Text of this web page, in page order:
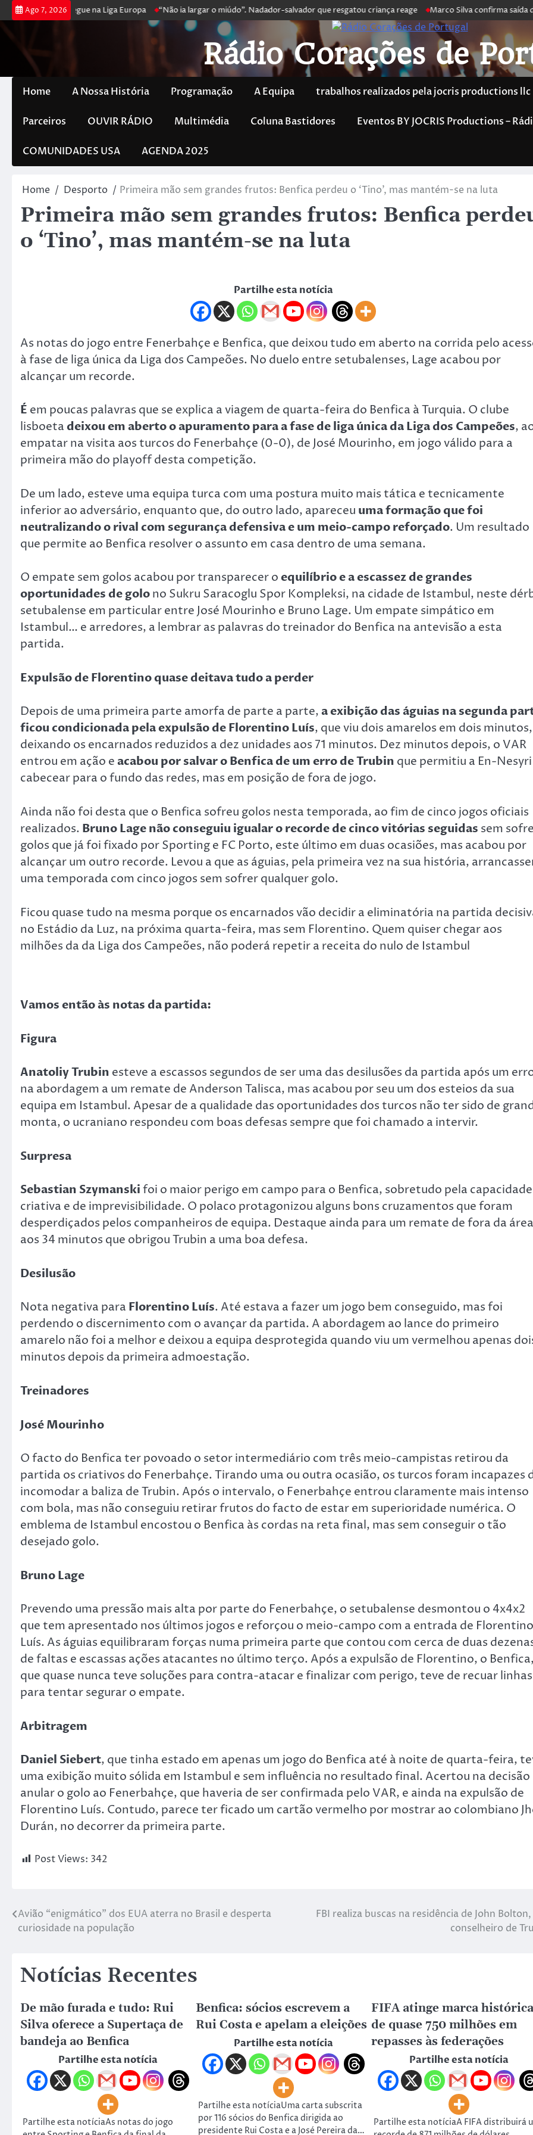
Ago 7, 2026
poker e prossegue na Liga Europa “Não ia largar o miúdo”. Nadador-salvador que resgatou criança reage Marco Silva confirma saída de
Rádio Corações de
Home A Nossa História Programação A Equipa trabalhos realizados pela jocris productions llc
Parceiros OUVIR RÁDIO Multimédia Coluna Bastidores Eventos BY JOCRIS Productions –
COMUNIDADES USA AGENDA 2025
Home Desporto Primeira mão sem grandes frutos: Benfica perdeu o ‘Tino’, mas mantém-se na luta
Primeira mão sem grandes frutos: Benfica
o ‘Tino’, mas mantém-se na luta
Partilhe esta notícia
As notas do jogo entre Fenerbahçe e Benfica, que deixou tudo em aberto na corrida pelo
à fase de liga única da Liga dos Campeões. No duelo entre setubalenses, Lage acabou por
alcançar um recorde.
É em poucas palavras que se explica a viagem de quarta-feira do Benfica à Turquia. O clube
lisboetadeixou em aberto o apuramento para a fase de liga única da Liga dos Campeões,
empatar na visita aos turcos do Fenerbahçe (0-0), de José Mourinho, em jogo válido para a
primeira mão do playoff desta competição.
De um lado, esteve uma equipa turca com uma postura muito mais tática e tecnicamente
inferior ao adversário, enquanto que, do outro lado, apareceu uma formação que foi
neutralizando o rival com segurança defensiva e um meio-campo reforçado. Um resultado
que permite ao Benfica resolver o assunto em casa dentro de uma semana.
O empate sem golos acabou por transparecer oequilíbrio e a escassez de grandes
oportunidades de golono Sukru Saracoglu Spor Kompleksi, na cidade de Istambul, neste
setubalense em particular entre José Mourinho e Bruno Lage. Um empate simpático em
Istambul… e arredores, a lembrar as palavras do treinador do Benfica na antevisão a esta
partida.
Expulsão de Florentino quase deitava tudo a perder
Depois de uma primeira parte amorfa de parte a parte,a exibição das águias na segunda
ficou condicionada pela expulsão de Florentino Luís, que viu dois amarelos em dois minutos,
deixando os encarnados reduzidos a dez unidades aos 71 minutos. Dez minutos depois, o VAR
entrou em ação eacabou por salvar o Benfica de um erro de Trubin que permitiu a En-Nesyri
cabecear para o fundo das redes, mas em posição de fora de jogo.
Ainda não foi desta que o Benfica sofreu golos nesta temporada, ao fim de cinco jogos oficiais
realizados. Bruno Lage não conseguiu igualar o recorde de cinco vitórias seguidas sem
golos que já foi fixado por Sporting e FC Porto, este último em duas ocasiões, mas acabou por
alcançar um outro recorde. Levou a que as águias, pela primeira vez na sua história,
uma temporada com cinco jogos sem sofrer qualquer golo.
Ficou quase tudo na mesma porque os encarnados vão decidir a eliminatória na partida
no Estádio da Luz, na próxima quarta-feira, mas sem Florentino. Quem quiser chegar aos
milhões da da Liga dos Campeões, não poderá repetir a receita do nulo de Istambul
Vamos então às notas da partida:
Figura
Anatoliy Trubin esteve a escassos segundos de ser uma das desilusões da partida após um
na abordagem a um remate de Anderson Talisca, mas acabou por seu um dos esteios da sua
equipa em Istambul. Apesar de a qualidade das oportunidades dos turcos não ter sido de
monta, o ucraniano respondeu com boas defesas sempre que foi chamado a intervir.
Surpresa
Sebastian Szymanskifoi o maior perigo em campo para o Benfica, sobretudo pela capacidade
criativa e de imprevisibilidade. O polaco protagonizou alguns bons cruzamentos que foram
desperdiçados pelos companheiros de equipa. Destaque ainda para um remate de fora da área
aos 34 minutos que obrigou Trubin a uma boa defesa.
Desilusão
Nota negativa para Florentino Luís. Até estava a fazer um jogo bem conseguido, mas foi
perdendo o discernimento com o avançar da partida. A abordagem ao lance do primeiro
amarelo não foi a melhor e deixou a equipa desprotegida quando viu um vermelhou apenas
minutos depois da primeira admoestação.
Treinadores
José Mourinho
O facto do Benfica ter povoado o setor intermediário com três meio-campistas retirou da
partida os criativos do Fenerbahçe. Tirando uma ou outra ocasião, os turcos foram incapazes
incomodar a baliza de Trubin. Após o intervalo, o Fenerbahçe entrou claramente mais intenso
com bola, mas não conseguiu retirar frutos do facto de estar em superioridade numérica. O
emblema de Istambul encostou o Benfica às cordas na reta final, mas sem conseguir o tão
desejado golo.
Bruno Lage
Prevendo uma pressão mais alta por parte do Fenerbahçe, o setubalense desmontou o 4x4x2
que tem apresentado nos últimos jogos e reforçou o meio-campo com a entrada de Florentino
Luís. As águias equilibraram forças numa primeira parte que contou com cerca de duas
de faltas e escassas ações atacantes no último terço. Após a expulsão de Florentino, o
que quase nunca teve soluções para contra-atacar e finalizar com perigo, teve de recuar linhas
para tentar segurar o empate.
Arbitragem
Daniel Siebert, que tinha estado em apenas um jogo do Benfica até à noite de quarta-feira,
uma exibição muito sólida em Istambul e sem influência no resultado final. Acertou na decisão
anular o golo ao Fenerbahçe, que haveria de ser confirmada pelo VAR, e ainda na expulsão de
Florentino Luís. Contudo, parece ter ficado um cartão vermelho por mostrar ao colombiano
Durán, no decorrer da primeira parte.
Post Views: 342
Avião “enigmático” dos EUA aterra no Brasil e desperta
curiosidade na população
FBI realiza buscas na residência de John
conselheiro de
Notícias Recentes
De mão furada e tudo: Rui
Silva oferece a Supertaça de
bandeja ao Benfica
Partilhe esta notícia
Partilhe esta notíciaAs notas do jogo
Benfica: sócios escrevem a
Rui Costa e apelam a eleições
Partilhe esta notícia
Partilhe esta notíciaUma carta subscrita
por 116 sócios do Benfica dirigida ao
presidente Rui Costa e a José Pereira da…
FIFA atinge marca histórica
de quase 750 milhões em
repasses às federações
Partilhe esta notícia
Partilhe esta notíciaA FIFA distribuirá